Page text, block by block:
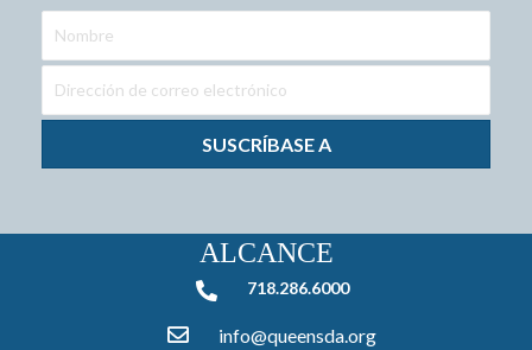
SUSCRÍBASE A
ALCANCE
718.286.6000718.286.6000
info@queensda.org